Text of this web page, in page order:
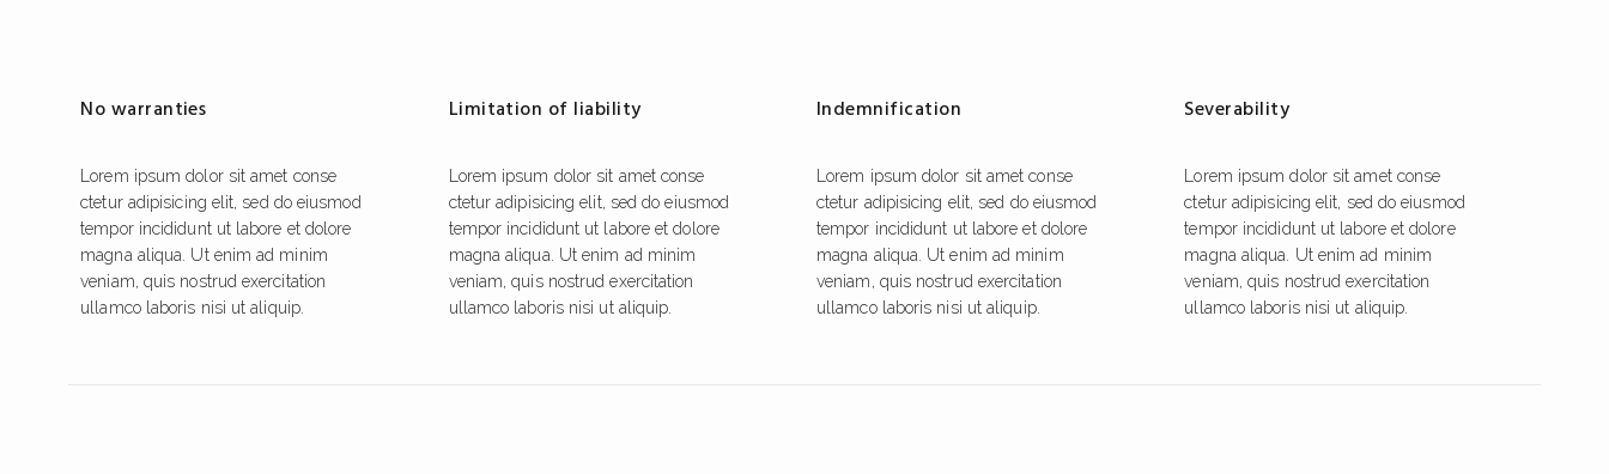
No warranties
Lorem ipsum dolor sit amet conse
ctetur adipisicing elit, sed do eiusmod
tempor incididunt ut labore et dolore
magna aliqua. Ut enim ad minim
veniam, quis nostrud exercitation
ullamco laboris nisi ut aliquip.
Limitation of liability
Lorem ipsum dolor sit amet conse
ctetur adipisicing elit, sed do eiusmod
tempor incididunt ut labore et dolore
magna aliqua. Ut enim ad minim
veniam, quis nostrud exercitation
ullamco laboris nisi ut aliquip.
Indemnification
Lorem ipsum dolor sit amet conse
ctetur adipisicing elit, sed do eiusmod
tempor incididunt ut labore et dolore
magna aliqua. Ut enim ad minim
veniam, quis nostrud exercitation
ullamco laboris nisi ut aliquip.
Severability
Lorem ipsum dolor sit amet conse
ctetur adipisicing elit, sed do eiusmod
tempor incididunt ut labore et dolore
magna aliqua. Ut enim ad minim
veniam, quis nostrud exercitation
ullamco laboris nisi ut aliquip.